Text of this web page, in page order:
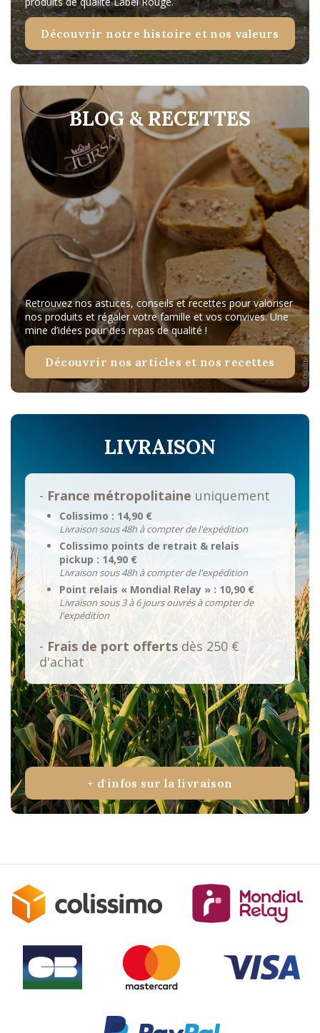
Découvrir notre histoire et nos valeurs
BLOG & RECETTES
Retrouvez nos astuces, conseils et recettes pour valoriser
nos produits et régaler votre famille et vos convives. Une
mine d’idées pour des repas de qualité !
Découvrir nos articles et nos recettes
LIVRAISON
- France métropolitaine uniquement
Colissimo : 14,90 €
Livraison sous 48h à compter de l'expédition
Colissimo points de retrait & relais
pickup : 14,90 €
Livraison sous 48h à compter de l'expédition
Point relais « Mondial Relay » : 10,90 €
Livraison sous 3 à 6 jours ouvrés à compter de
l'expédition
- Frais de port offerts dès 250 €
d'achat
+ d'infos sur la livraison